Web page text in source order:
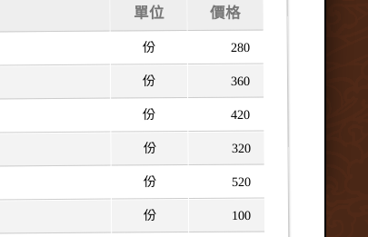
單位 價格
份 280
份 360
份 420
份 320
份 520
份 100